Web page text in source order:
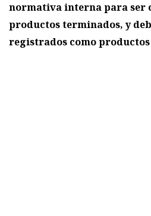
normativa interna para ser
productos terminados, y
registrados como productos